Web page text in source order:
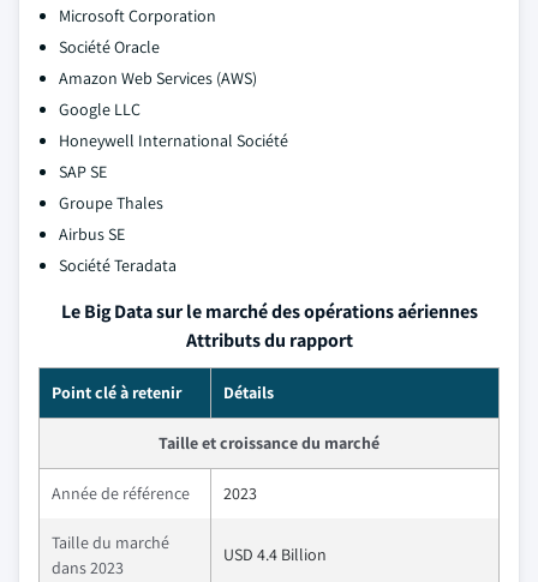
Microsoft Corporation
Société Oracle
Amazon Web Services (AWS)
Google LLC
Honeywell International Société
SAP SE
Groupe Thales
Airbus SE
Société Teradata
Le Big Data sur le marché des opérations aériennes
Attributs du rapport
Point clé à retenir Détails
Taille et croissance du marché
Année de référence 2023
Taille du marché
dans 2023
USD 4.4 Billion